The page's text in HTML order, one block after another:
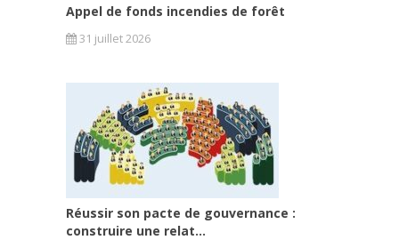
Appel de fonds incendies de forêt
31 juillet 2026
Réussir son pacte de gouvernance :
construire une relat...